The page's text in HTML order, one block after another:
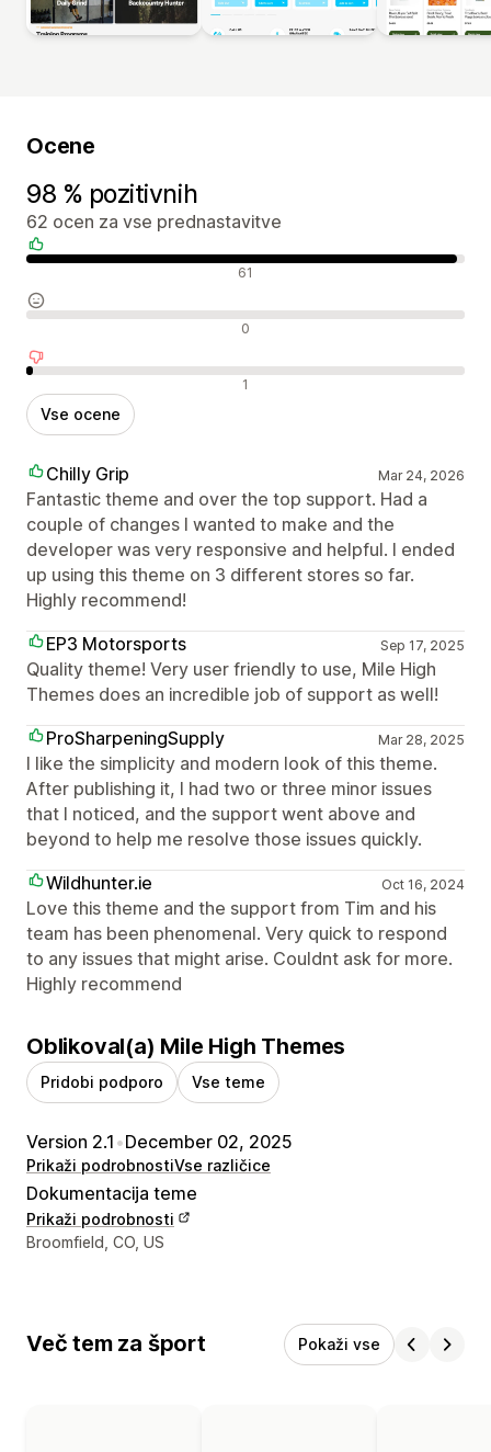
Ocene
98 % pozitivnih
62 ocen za vse prednastavitve
Pozitivne ocene 61
Nevtralne ocene 0
Negativne ocene 1
Vse ocene
Chilly Grip Mar 24, 2026
Fantastic theme and over the top support. Had a
couple of changes I wanted to make and the
developer was very responsive and helpful. I ended
up using this theme on 3 different stores so far.
Highly recommend!
EP3 Motorsports
Sep 17, 2025
Quality theme! Very user friendly to use, Mile High
Themes does an incredible job of support as well!
ProSharpeningSupply
Mar 28, 2025
I like the simplicity and modern look of this theme.
After publishing it, I had two or three minor issues
that I noticed, and the support went above and
beyond to help me resolve those issues quickly.
Wildhunter.ie
Oct 16, 2024
Love this theme and the support from Tim and his
team has been phenomenal. Very quick to respond
to any issues that might arise. Couldnt ask for more.
Highly recommend
Oblikoval(a) Mile High Themes
Pridobi podporo Vse teme
Version 2.1 •December 02, 2025
Prikaži podrobnostiVse različice
Dokumentacija teme
Prikaži podrobnosti
Podatki za stik z oblikovalcem
Broomfield, CO, US
Več tem za šport Pokaži vse